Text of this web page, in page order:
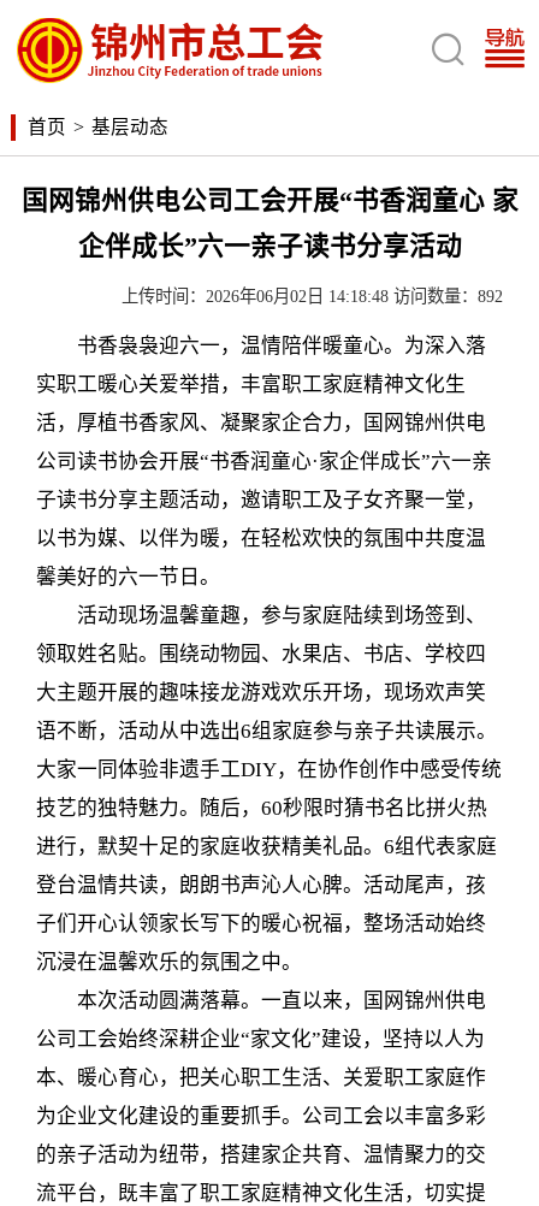

首页 > 基层动态
国网锦州供电公司工会开展“书香润童心 家
企伴成长”六一亲子读书分享活动
上传时间：2026年06月02日 14:18:48 访问数量：892
书香袅袅迎六一，温情陪伴暖童心。为深入落
实职工暖心关爱举措，丰富职工家庭精神文化生
活，厚植书香家风、凝聚家企合力，国网锦州供电
公司读书协会开展“书香润童心·家企伴成长”六一亲
子读书分享主题活动，邀请职工及子女齐聚一堂，
以书为媒、以伴为暖，在轻松欢快的氛围中共度温
馨美好的六一节日。
活动现场温馨童趣，参与家庭陆续到场签到、
领取姓名贴。围绕动物园、水果店、书店、学校四
大主题开展的趣味接龙游戏欢乐开场，现场欢声笑
语不断，活动从中选出6组家庭参与亲子共读展示。
大家一同体验非遗手工DIY，在协作创作中感受传统
技艺的独特魅力。随后，60秒限时猜书名比拼火热
进行，默契十足的家庭收获精美礼品。6组代表家庭
登台温情共读，朗朗书声沁人心脾。活动尾声，孩
子们开心认领家长写下的暖心祝福，整场活动始终
沉浸在温馨欢乐的氛围之中。
本次活动圆满落幕。一直以来，国网锦州供电
公司工会始终深耕企业“家文化”建设，坚持以人为
本、暖心育心，把关心职工生活、关爱职工家庭作
为企业文化建设的重要抓手。公司工会以丰富多彩
的亲子活动为纽带，搭建家企共育、温情聚力的交
流平台，既丰富了职工家庭精神文化生活，切实提